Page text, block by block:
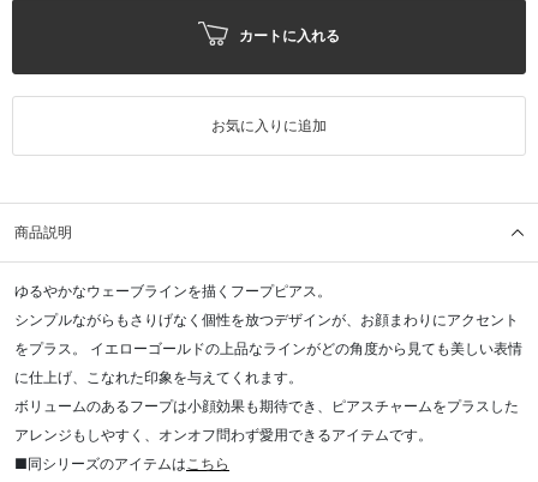
カートに入れる
お気に入りに追加
商品説明
ゆるやかなウェーブラインを描くフープピアス。
シンプルながらもさりげなく個性を放つデザインが、お顔まわりにアクセント
をプラス。 イエローゴールドの上品なラインがどの角度から見ても美しい表情
に仕上げ、こなれた印象を与えてくれます。
ボリュームのあるフープは小顔効果も期待でき、ピアスチャームをプラスした
アレンジもしやすく、オンオフ問わず愛用できるアイテムです。
■同シリーズのアイテムは こちら